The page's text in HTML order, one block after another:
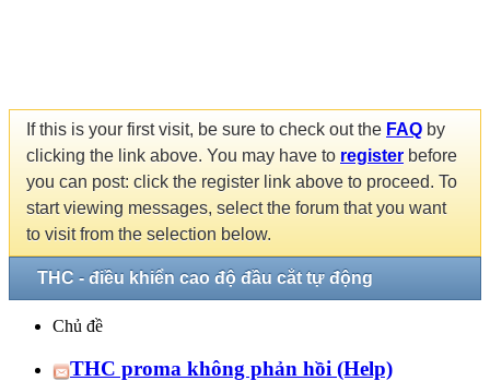
If this is your first visit, be sure to check out the FAQ by
clicking the link above. You may have to register before
you can post: click the register link above to proceed. To
start viewing messages, select the forum that you want
to visit from the selection below.
THC - điều khiển cao độ đầu cắt tự động
Chủ đề
THC proma không phản hồi (Help)